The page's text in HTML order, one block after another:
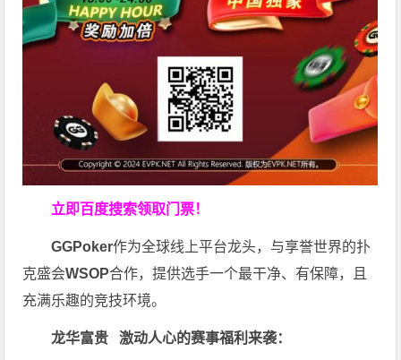
立即百度搜索领取门票！
GGPoker作为全球线上平台龙头，与享誉世界的扑
克盛会WSOP合作，提供选手一个最干净、有保障，且
充满乐趣的竞技环境。
龙华富贵 激动人心的赛事福利来袭：